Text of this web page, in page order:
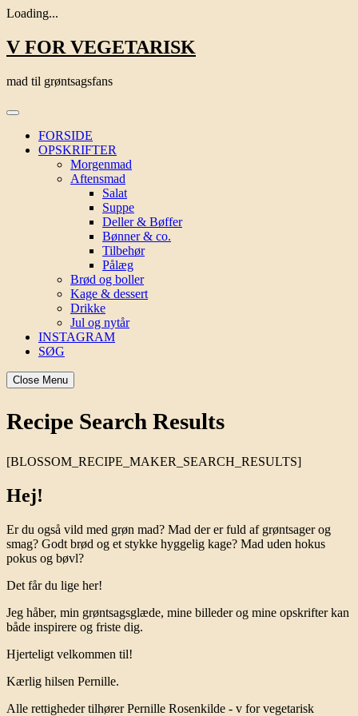
Loading...
Skip
to
V FOR VEGETARISK
mad til grøntsagsfans
FORSIDE
OPSKRIFTER
Morgenmad
Aftensmad
Salat
Suppe
Deller & Bøffer
Bønner & co.
Tilbehør
Pålæg
Brød og boller
Kage & dessert
Drikke
Jul og nytår
INSTAGRAM
SØG
Close Menu
Recipe Search Results
[BLOSSOM_RECIPE_MAKER_SEARCH_RESULTS]
Hej!
Er du også vild med grøn mad? Mad der er fuld af grøntsager og
smag? Godt brød og et stykke hyggelig kage? Mad uden hokus
pokus og bøvl?
Det får du lige her!
Jeg håber, min grøntsagsglæde, mine billeder og mine opskrifter kan
både inspirere og friste dig.
Hjerteligt velkommen til!
Kærlig hilsen Pernille.
Alle rettigheder tilhører Pernille Rosenkilde - v for vegetarisk